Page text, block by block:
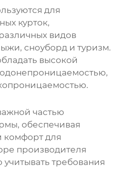
для
курток,
видов
сноуборд и туризм.
высокой
частью
обеспечивая
комфорт для
производителя
требования